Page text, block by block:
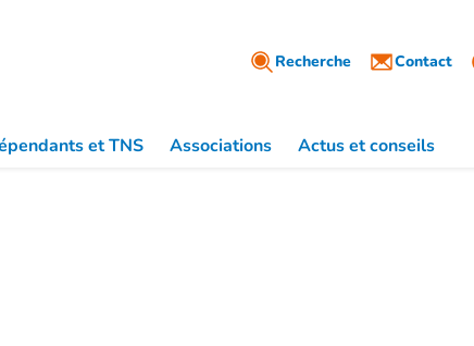
Recherche Contact
Particulier Entreprise
de
et TNS Associations Actus et conseils